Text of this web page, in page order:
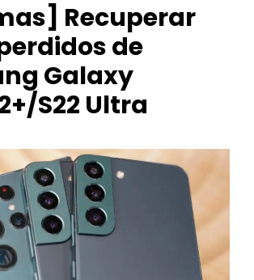
Recuperar
de
Galaxy
S22 Ultra